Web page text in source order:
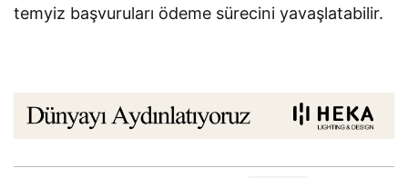
temyiz başvuruları ödeme sürecini yavaşlatabilir.